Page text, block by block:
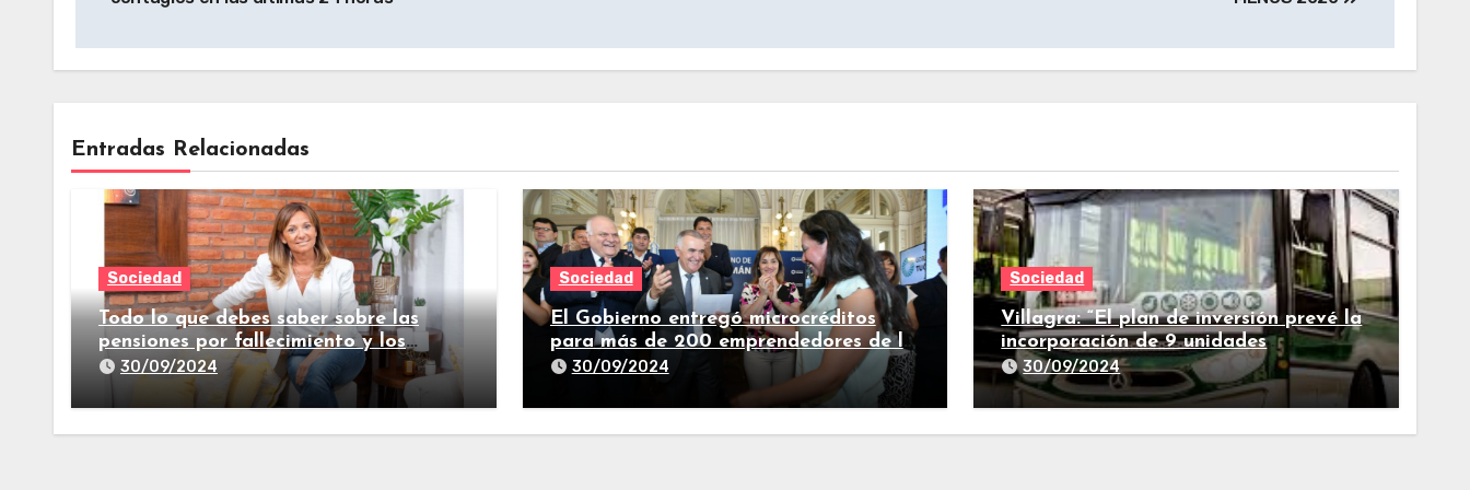
Entradas Relacionadas
Sociedad
Todo lo que debes saber sobre las
pensiones por fallecimiento y los
seguros de vida
30/09/2024
Sociedad
El Gobierno entregó microcréditos
para más de 200 emprendedores de la
provincia
30/09/2024
Sociedad
Villagra: “El plan de inversión prevé la
incorporación de 9 unidades
adicionales para 2025″
30/09/2024